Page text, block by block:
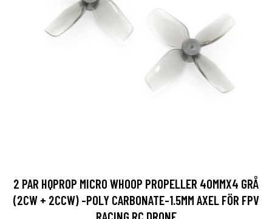
2 PAR HQPROP MICRO WHOOP PROPELLER 40MMX4 GRÅ
(2CW + 2CCW) -POLY CARBONATE-1.5MM AXEL FÖR FPV